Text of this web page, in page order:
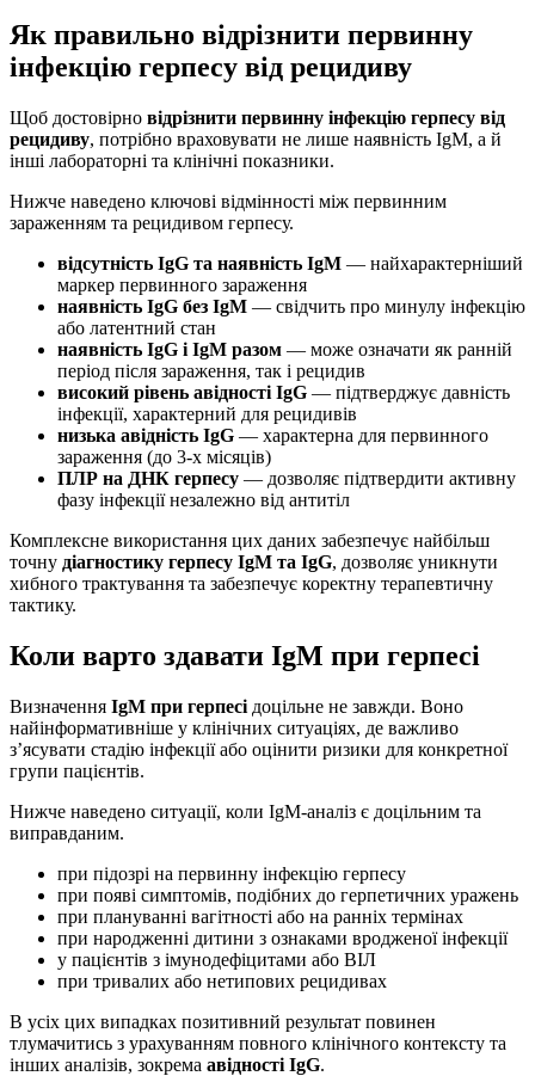
Як правильно відрізнити первинну
інфекцію герпесу від рецидиву
Щоб достовірно відрізнити первинну інфекцію герпесу від
рецидиву, потрібно враховувати не лише наявність IgM, а й
інші лабораторні та клінічні показники.
Нижче наведено ключові відмінності між первинним
зараженням та рецидивом герпесу.
відсутність IgG та наявність IgM — найхарактерніший
маркер первинного зараження
наявність IgG без IgM — свідчить про минулу інфекцію
або латентний стан
наявність IgG і IgM разом — може означати як ранній
період після зараження, так і рецидив
високий рівень авідності IgG — підтверджує давність
інфекції, характерний для рецидивів
низька авідність IgG — характерна для первинного
зараження (до 3-х місяців)
ПЛР на ДНК герпесу — дозволяє підтвердити активну
фазу інфекції незалежно від антитіл
Комплексне використання цих даних забезпечує найбільш
точну діагностику герпесу IgM та IgG, дозволяє уникнути
хибного трактування та забезпечує коректну терапевтичну
тактику.
Коли варто здавати IgM при герпесі
Визначення IgM при герпесі доцільне не завжди. Воно
найінформативніше у клінічних ситуаціях, де важливо
з’ясувати стадію інфекції або оцінити ризики для конкретної
групи пацієнтів.
Нижче наведено ситуації, коли IgM-аналіз є доцільним та
виправданим.
при підозрі на первинну інфекцію герпесу
при появі симптомів, подібних до герпетичних уражень
при плануванні вагітності або на ранніх термінах
при народженні дитини з ознаками вродженої інфекції
у пацієнтів з імунодефіцитами або ВІЛ
при тривалих або нетипових рецидивах
В усіх цих випадках позитивний результат повинен
тлумачитись з урахуванням повного клінічного контексту та
інших аналізів, зокрема авідності IgG.